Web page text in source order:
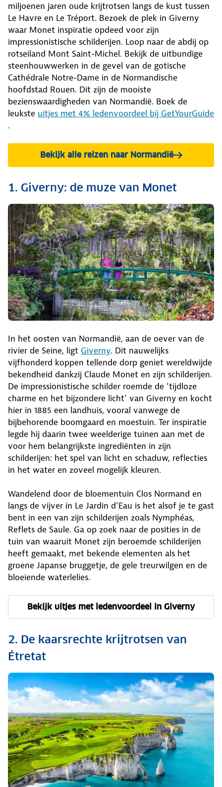
miljoenen jaren oude krijtrotsen langs de kust tussen
Le Havre en Le Tréport. Bezoek de plek in Giverny
waar Monet inspiratie opdeed voor zijn
impressionistische schilderijen. Loop naar de abdij op
rotseiland Mont Saint-Michel. Bekijk de uitbundige
steenhouwwerken in de gevel van de gotische
Cathédrale Notre-Dame in de Normandische
hoofdstad Rouen. Dit zijn de mooiste
bezienswaardigheden van Normandië. Boek de
leukste uitjes met 4% ledenvoordeel bij GetYourGuide
.
Bekijk alle reizen naar Normandië
1. Giverny: de muze van Monet
In het oosten van Normandië, aan de oever van de
rivier de Seine, ligt Giverny. Dit nauwelijks
vijfhonderd koppen tellende dorp geniet wereldwijde
bekendheid dankzij Claude Monet en zijn schilderijen.
De impressionistische schilder roemde de ‘tijdloze
charme en het bijzondere licht’ van Giverny en kocht
hier in 1885 een landhuis, vooral vanwege de
bijbehorende boomgaard en moestuin. Ter inspiratie
legde hij daarin twee weelderige tuinen aan met de
voor hem belangrijkste ingrediënten in zijn
schilderijen: het spel van licht en schaduw, reflecties
in het water en zoveel mogelijk kleuren.
Wandelend door de bloementuin Clos Normand en
langs de vijver in Le Jardin d’Eau is het alsof je te gast
bent in een van zijn schilderijen zoals Nymphéas,
Reflets de Saule. Ga op zoek naar de posities in de
tuin van waaruit Monet zijn beroemde schilderijen
heeft gemaakt, met bekende elementen als het
groene Japanse bruggetje, de gele treurwilgen en de
bloeiende waterlelies.
Bekijk uitjes met ledenvoordeel in Giverny
2. De kaarsrechte krijtrotsen van
Étretat